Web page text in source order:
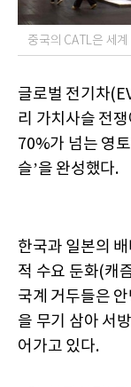
중국의 CATL은 세
글로벌 전기차
리 가치사슬 전
70%가 넘는 영
슬’을 완성했다.
한국과 일본의
적 수요 둔화(캐
국계 거두들은
을 무기 삼아 서
어가고 있다.